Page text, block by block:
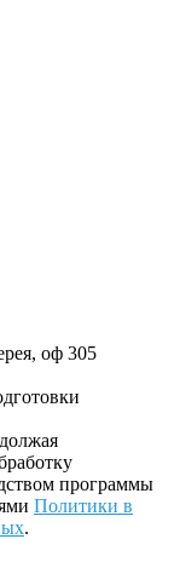
оф 305
программы
Политики в
.